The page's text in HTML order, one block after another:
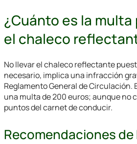
¿Cuánto es la multa
el chaleco
No llevar el chaleco reflectante
necesario, implica una infracción
Reglamento General de Circulación.
una multa de 200 euros; aunque no
puntos del carnet de conducir.
Recomendaciones de